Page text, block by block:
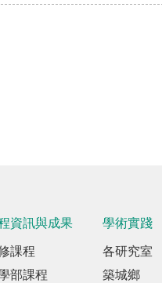
資訊與成果
課程
部課程
學術實踐
各研究室
築城鄉